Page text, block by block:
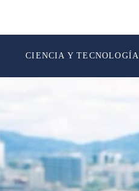
CIENCIA Y TECNOLOGÍA